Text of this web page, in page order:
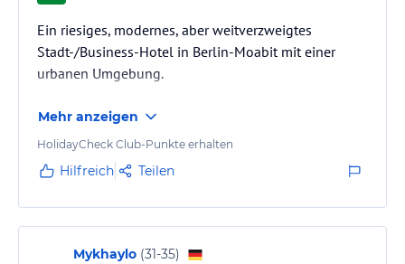
Ein riesiges, modernes, aber weitverzweigtes
Stadt-/Business-Hotel in Berlin-Moabit mit einer
urbanen Umgebung.
Mehr anzeigen
HolidayCheck Club-Punkte erhalten
Hilfreich Teilen
Mykhaylo (31-35)